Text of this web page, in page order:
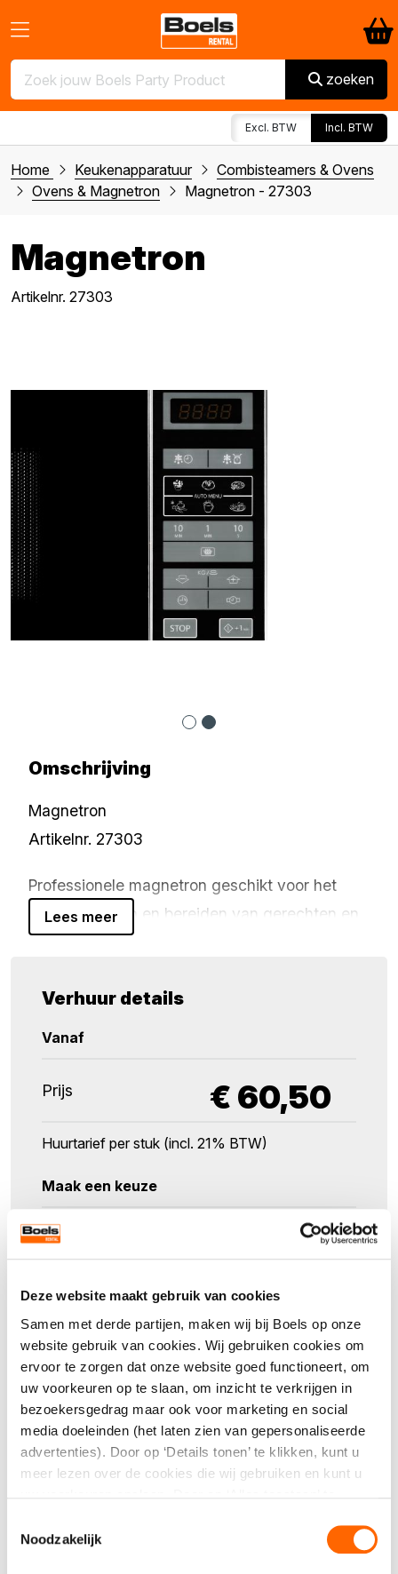
Deze website maakt gebruik van cookies
Samen met derde partijen, maken wij bij Boels op onze
website gebruik van cookies. Wij gebruiken cookies om
ervoor te zorgen dat onze website goed functioneert, om
uw voorkeuren op te slaan, om inzicht te verkrijgen in
bezoekersgedrag maar ook voor marketing en social
media doeleinden (het laten zien van gepersonaliseerde
advertenties). Door op ‘Details tonen’ te klikken, kunt u
meer lezen over de cookies die wij gebruiken en kunt u
zoals omschreven in onze cookieverklaring. U kunt uw
Noodzakelijk
zoeken
Excl. BTW Incl. BTW
Home Keukenapparatuur
Combisteamers & Ovens
Ovens & Magnetron
Magnetron - 27303
Magnetron
Artikelnr. 27303
Omschrijving
Magnetron
Artikelnr. 27303
Professionele magnetron geschikt voor het
snel opwarmen en bereiden van gerechten en
keukens en mobiele catering.
De magnetron werkt op een standaard
en heeft een vermogen van 1,5 kW voor
Afmetingen: 36 × 51 × 26 cm (l × b × h)
Geschikt voor professioneel en intensief
Lees meer
Verhuur details
Vanaf
Prijs € 60,50
Huurtarief per stuk (incl. 21% BTW)
Maak een keuze
Verpakkingseenheid
Direct aanvragen